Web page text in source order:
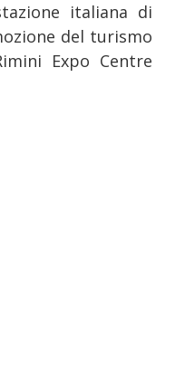
italiana di
del turismo
Expo Centre